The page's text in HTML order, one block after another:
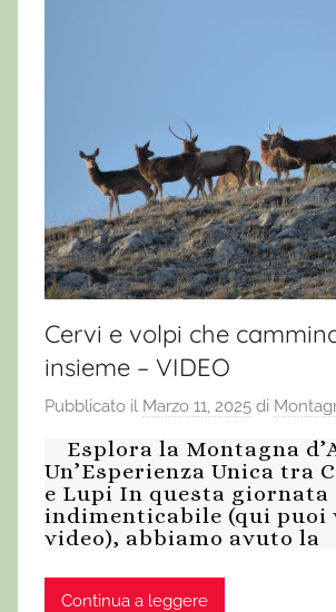
Cervi e volpi che
insieme – VIDEO
Pubblicato il Marzo 11, 2025 di
Esplora la Montagna
Un’Esperienza Unica tra
e Lupi In questa giornata
indimenticabile (qui puoi
video), abbiamo avuto la
Continua a leggere